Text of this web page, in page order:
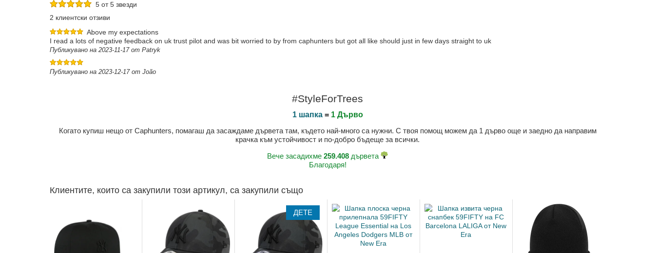
5 от 5 звезди
2 клиентски отзиви
Above my expectations
I read a lots of negative feedback on uk trust pilot and was bit worried to by from caphunters but got all like should just in few days straight to uk
Публикувано на 2023-11-17 от Patryk
Публикувано на 2023-12-17 от João
#StyleForTrees
1 шапка= 1 Дърво
Когато купиш нещо от Caphunters, помагаш да засаждаме дървета там, където най-много са нужни. С твоя помощ можем да 1 дърво още и заедно да направим
крачка към устойчивост и по-добро бъдеще за всички.
Вече засадихме 259.408 дървета
Благодаря!
Клиентите, които са закупили този артикул, са закупили също
ДЕТЕ